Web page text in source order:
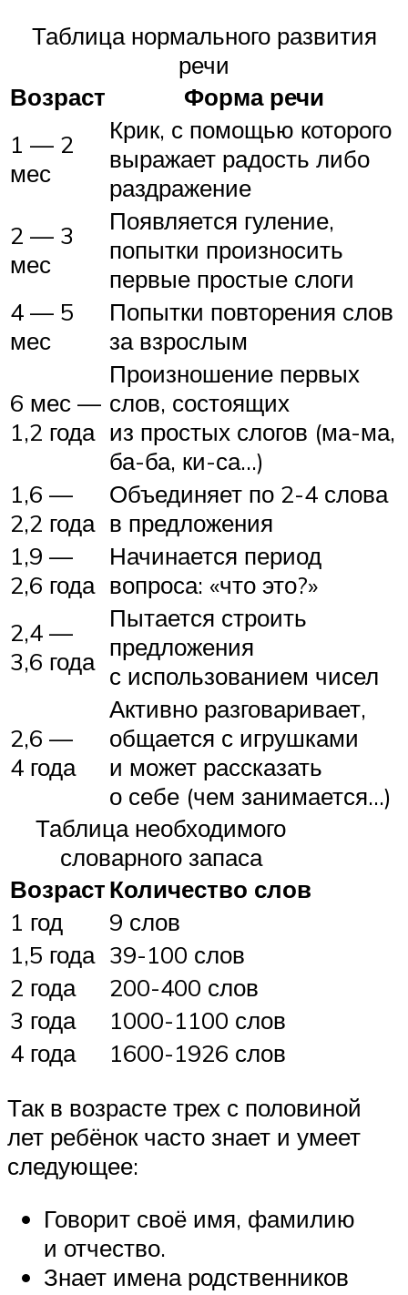
Таблица нормального развития
речи
Возраст
Форма речи
1 — 2
мес
Крик, с помощью которого
выражает радость либо
раздражение
2 — 3
мес
Появляется гуление,
попытки произносить
первые простые слоги
4 — 5
мес
Попытки повторения слов
за взрослым
6 мес —
1,2 года
Произношение первых
слов, состоящих
из простых слогов (ма-ма,
ба-ба, ки-са…)
1,6 —
2,2 года
Объединяет по 2-4 слова
в предложения
1,9 —
2,6 года
Начинается период
вопроса: «что это?»
2,4 —
3,6 года
Пытается строить
предложения
с использованием чисел
2,6 —
4 года
Активно разговаривает,
общается с игрушками
и может рассказать
о себе (чем занимается…)
Таблица необходимого
словарного запаса
ВозрастКоличество слов
1 год
9 слов
1,5 года 39-100 слов
2 года
200-400 слов
3 года
1000-1100 слов
4 года
1600-1926 слов
Так в возрасте трех с половиной
лет ребёнок часто знает и умеет
следующее:
Говорит своё имя, фамилию
и отчество.
Знает имена родственников